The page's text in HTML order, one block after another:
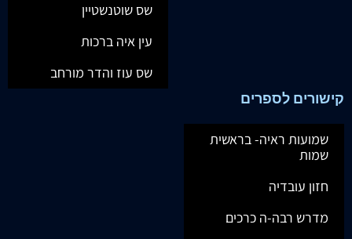
שס שוטנשטיין
עין איה ברכות
שס עוז והדר מורחב
קישורים לספרים
שמועות ראיה- בראשית
שמות
חזון עובדיה
מדרש רבה-ה כרכים